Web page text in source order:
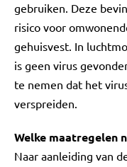
gebruiken. Deze
risico voor
gehuisvest. In
is geen virus
te nemen dat het
verspreiden.
Welke maatregelen
Naar aanleiding van